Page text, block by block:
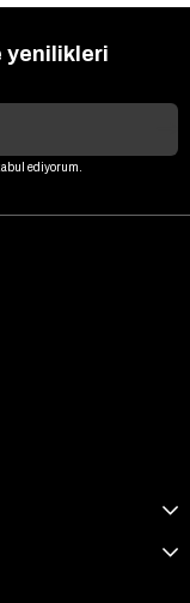
yenilikleri
ediyorum.